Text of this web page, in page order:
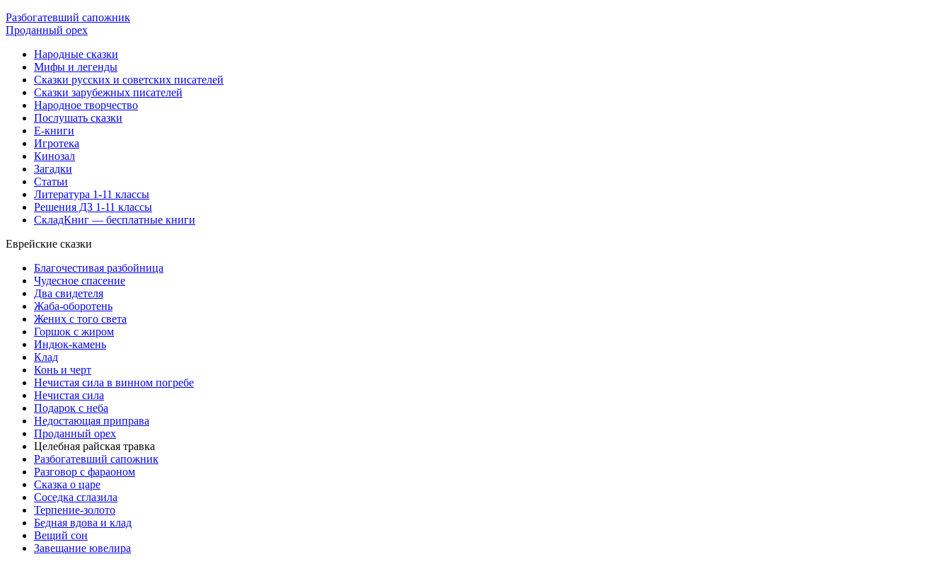
Разбогатевший сапожник
Проданный орех
Народные сказки
Мифы и легенды
Сказки русских и советских писателей
Сказки зарубежных писателей
Народное творчество
Послушать сказки
Е-книги
Игротека
Кинозал
Загадки
Статьи
Литература 1-11 классы
Решения ДЗ 1-11 классы
СкладКниг — бесплатные книги
Еврейские сказки
Благочестивая разбойница
Чудесное спасение
Два свидетеля
Жаба-оборотень
Жених с того света
Горшок с жиром
Индюк-камень
Клад
Конь и черт
Нечистая сила в винном погребе
Нечистая сила
Подарок с неба
Недостающая приправа
Проданный орех
Целебная райская травка
Разбогатевший сапожник
Разговор с фараоном
Сказка о царе
Соседка сглазила
Терпение-золото
Бедная вдова и клад
Вещий сон
Завещание ювелира